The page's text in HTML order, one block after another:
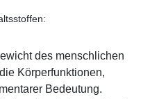
des menschlichen
Körperfunktionen,
Bedeutung.